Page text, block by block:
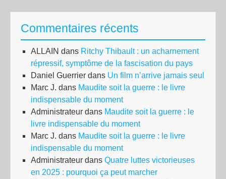
Commentaires récents
ALLAIN dans Ritchy Thibault : un acharnement
répressif, symptôme de la fascisation du pays
Daniel Guerrier dans Un film n’arrive jamais seul
Marc J. dans Maudite soit la guerre : le livre
indispensable du moment
Administrateur dans Maudite soit la guerre : le
livre indispensable du moment
Marc J. dans Maudite soit la guerre : le livre
indispensable du moment
Administrateur dans Quatre luttes victorieuses
en 2025 : pourquoi ça peut marcher